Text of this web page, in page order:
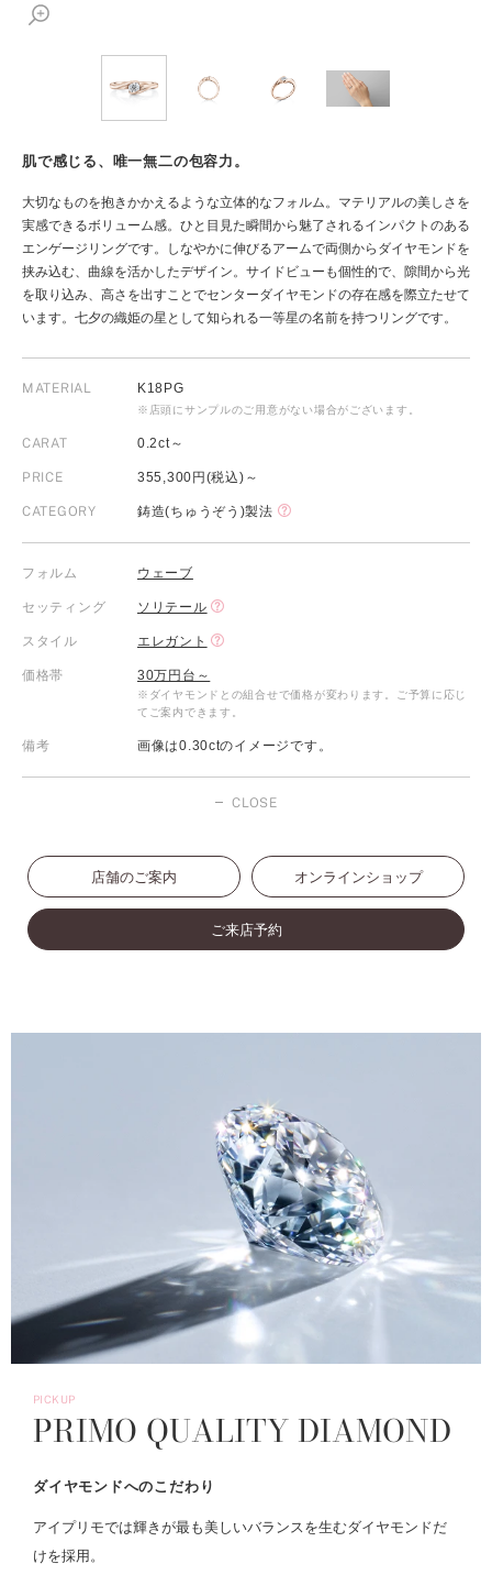
肌で感じる、唯一無二の包容力。
大切なものを抱きかかえるような立体的なフォルム。マテリアルの美しさを
実感できるボリューム感。ひと目見た瞬間から魅了されるインパクトのある
エンゲージリングです。しなやかに伸びるアームで両側からダイヤモンドを
挟み込む、曲線を活かしたデザイン。サイドビューも個性的で、隙間から光
を取り込み、高さを出すことでセンターダイヤモンドの存在感を際立たせて
います。七夕の織姫の星として知られる一等星の名前を持つリングです。
MATERIAL K18PG
※店頭にサンプルのご用意がない場合がございます。
CARAT 0.2ct～
PRICE 355,300円(税込)～
CATEGORY 鋳造(ちゅうぞう)製法
フォルム ウェーブ
セッティング ソリテール
スタイル エレガント
価格帯 30万円台～
※ダイヤモンドとの組合せで価格が変わります。ご予算に応じ
てご案内できます。
備考 画像は0.30ctのイメージです。
CLOSE
店舗のご案内 オンラインショップ
ご来店予約
PICKUP
PRIMO QUALITY DIAMOND
ダイヤモンドへのこだわり
アイプリモでは輝きが最も美しいバランスを生むダイヤモンドだ
けを採用。